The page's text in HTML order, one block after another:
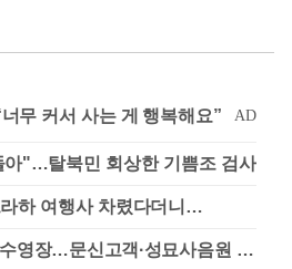
아"…탈북민 회상한 기쁨조 검사
하 여행사 차렸다더니…
'가성비 워터밤' 한강수영장…문신고객·성묘사음원 민원